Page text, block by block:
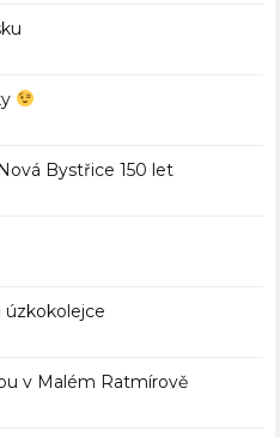
Bystřice 150 let
úzkokolejce
v Malém Ratmírově